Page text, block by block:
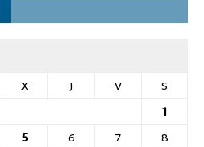
X J V
S
1
5 6 7
8